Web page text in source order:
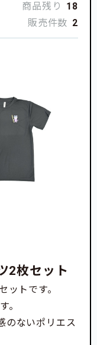
商品残り
18
販売件数 2
2枚セット
ットです。
。
のないポリエス